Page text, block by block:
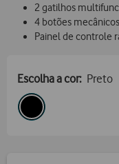
2 gatilhos
4 botões
Painel de controle
Escolha a cor: Preto